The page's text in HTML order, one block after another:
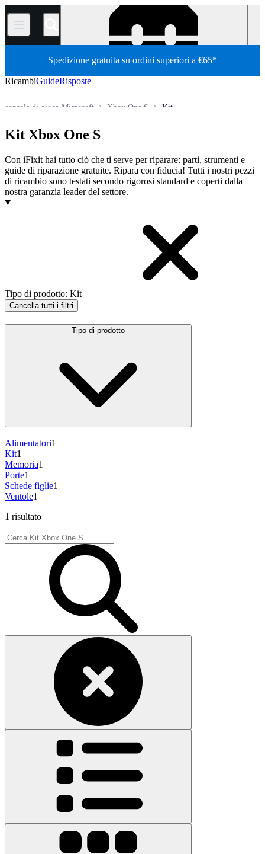
/
Spedizione gratuita su ordini superiori a €65*
RicambiGuideRisposte
Kit
Xbox One S
console di gioco Microsoft
Kit Xbox One S
Con iFixit hai tutto ciò che ti serve per riparare: parti, strumenti e
guide di riparazione gratuite. Ripara con fiducia! Tutti i nostri pezzi
di ricambio sono testati secondo rigorosi standard e coperti dalla
nostra garanzia leader del settore.
Prodotti
Tipo di prodotto: Kit
Cancella tutti i filtri
Tipo di prodotto
Alimentatori1
Kit1
Memoria1
Porte1
Schede figlie1
Ventole1
1 risultato